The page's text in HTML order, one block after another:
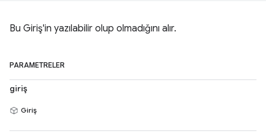
Bu Giriş'in yazılabilir olup olmadığını alır.
PARAMETRELER
giriş
Giriş